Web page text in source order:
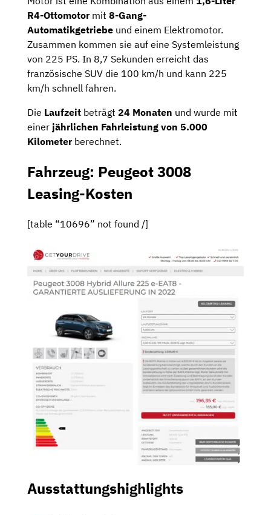
R4-Ottomotormit 8-Gang-
Automatikgetriebe und einem Elektromotor.
Zusammen kommen sie auf eine Systemleistung
von 225 PS. In 8,7 Sekunden erreicht das
französische SUV die 100 km/h und kann 225
km/h schnell fahren.
Die Laufzeit beträgt 24 Monaten und wurde mit
einer jährlichen Fahrleistung von 5.000
Kilometer berechnet.
Fahrzeug: Peugeot 3008
Leasing-Kosten
[table “10696” not found /]
Ausstattungshighlights